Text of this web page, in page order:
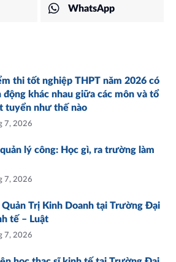
WhatsApp
thi tốt nghiệp THPT năm 2026 có
động khác nhau giữa các môn và tổ
tuyển như thế nào
7, 2026
lý công: Học gì, ra trường làm
7, 2026
Quản Trị Kinh Doanh tại Trường Đại
tế – Luật
7, 2026